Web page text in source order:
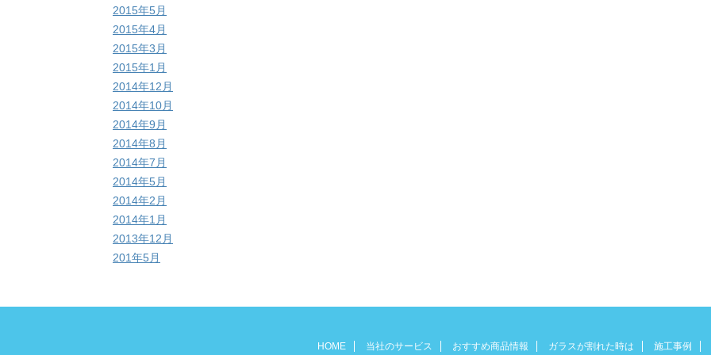
2015年5月
2015年4月
2015年3月
2015年1月
2014年12月
2014年10月
2014年9月
2014年8月
2014年7月
2014年5月
2014年2月
2014年1月
2013年12月
201年5月
HOME 当社のサービス おすすめ商品情報 ガラスが割れた時は 施工事例